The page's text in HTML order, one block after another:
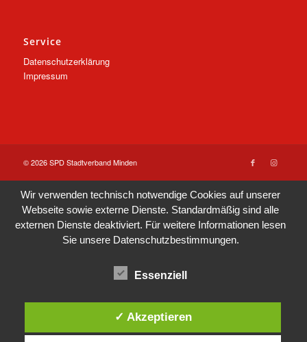
Service
Datenschutzerklärung
Impressum
© 2026 SPD Stadtverband Minden
Wir verwenden technisch notwendige Cookies auf unserer
Webseite sowie externe Dienste. Standardmäßig sind alle
externen Dienste deaktiviert. Für weitere Informationen lesen
Sie unsere Datenschutzbestimmungen.
Essenziell
✓ Akzeptieren